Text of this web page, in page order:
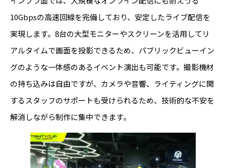
10Gbpsの高速回線を完備しており、安定したライブ配信を
実現します。8台の大型モニターやスクリーンを活用してリ
アルタイムで画面を投影できるため、パブリックビューイン
グのような一体感のあるイベント演出も可能です。撮影機材
の持ち込みは自由ですが、カメラや音響、ライティングに関
するスタッフのサポートも受けられるため、技術的な不安を
解消しながら制作に集中できます。